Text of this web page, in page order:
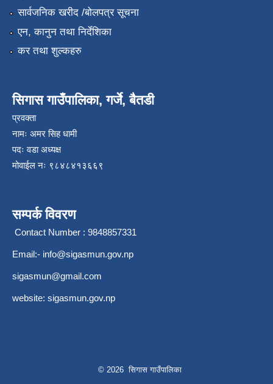
सार्वजनिक खरीद /बोलपत्र सूचना
एन, कानुन तथा निर्देशिका
कर तथा शुल्कहरु
सिगास गाउँपालिका, गर्जे, बैतडी
प्रवक्ता
नामः अमर सिह धामी
पदः वडा अध्यक्ष
मोवाईल न‌ः ९८४८४१३६६९
सम्पर्क विवरण
Contact Number : 9848857331
Email:- info@sigasmun.gov.np
sigasmun@gmail.com
website: sigasmun.gov.np
© 2026 सिगास गाउँपालिका